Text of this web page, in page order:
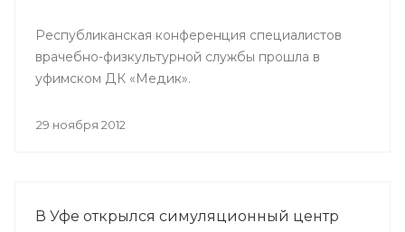
Республиканская конференция специалистов
врачебно-физкультурной службы прошла в
уфимском ДК «Медик».
29 ноября 2012
В Уфе открылся симуляционный центр